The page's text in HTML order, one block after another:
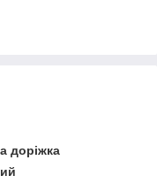
доріжка